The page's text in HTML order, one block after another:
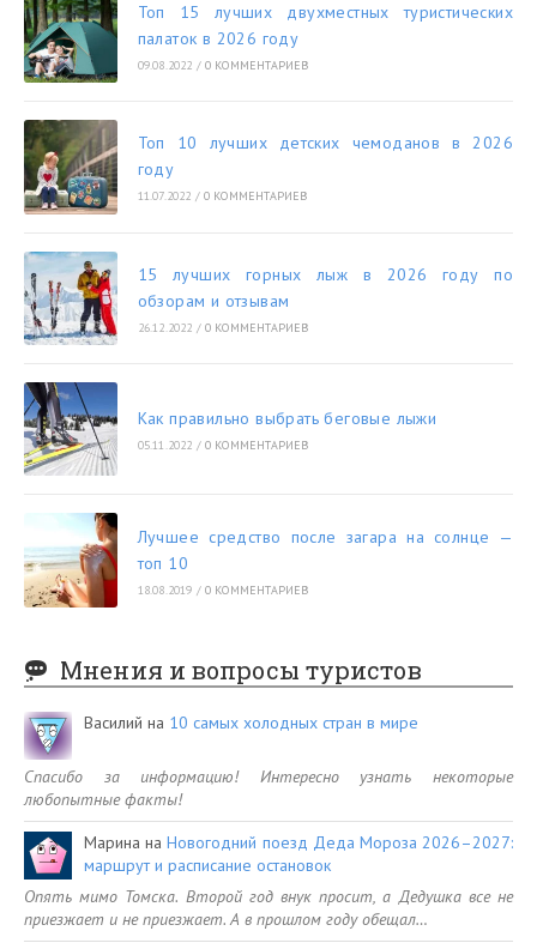
Топ 15 лучших двухместных туристических
палаток в 2026 году
09.08.2022 / 0 КОММЕНТАРИЕВ
Топ 10 лучших детских чемоданов в 2026
году
11.07.2022 / 0 КОММЕНТАРИЕВ
15 лучших горных лыж в 2026 году по
обзорам и отзывам
26.12.2022 / 0 КОММЕНТАРИЕВ
Как правильно выбрать беговые лыжи
05.11.2022 / 0 КОММЕНТАРИЕВ
Лучшее средство после загара на солнце —
топ 10
18.08.2019 / 0 КОММЕНТАРИЕВ
Мнения и вопросы туристов
Василий на 10 самых холодных стран в мире
Спасибо за информацию! Интересно узнать некоторые
любопытные факты!
Марина наНовогодний поезд Деда Мороза 2026–2027:
маршрут и расписание остановок
Опять мимо Томска. Второй год внук просит, а Дедушка все не
приезжает и не приезжает. А в прошлом году обещал…